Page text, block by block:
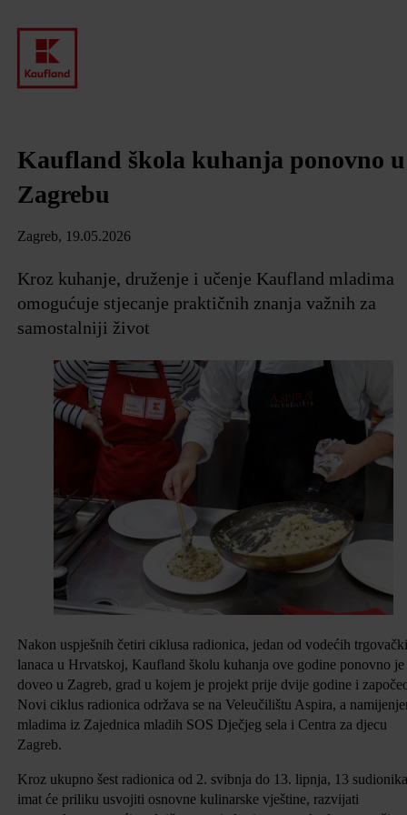
Kaufland škola kuhanja ponovno u
Zagrebu
Zagreb, 19.05.2026
Kroz kuhanje, druženje i učenje Kaufland mladima
omogućuje stjecanje praktičnih znanja važnih za
samostalniji život
Nakon uspješnih četiri ciklusa radionica, jedan od vodećih
lanaca u Hrvatskoj, Kaufland školu kuhanja ove godine ponovno je
doveo u Zagreb, grad u kojem je projekt prije dvije godine i
Novi ciklus radionica održava se na Veleučilištu Aspira, a
mladima iz Zajednica mladih SOS Dječjeg sela i Centra za djecu
Zagreb.
Kroz ukupno šest radionica od 2. svibnja do 13. lipnja, 13 sudionika
imat će priliku usvojiti osnovne kulinarske vještine, razvijati